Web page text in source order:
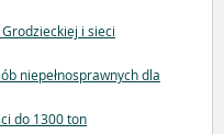
i sieci
niepełnosprawnych dla
do 1300 ton